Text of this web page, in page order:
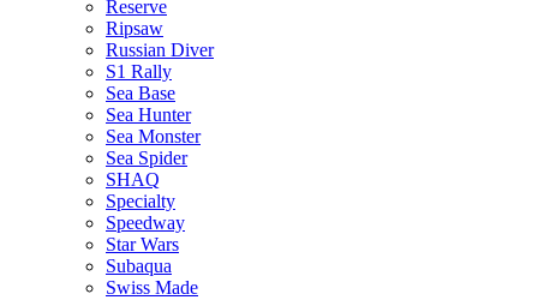
Reserve
Ripsaw
Russian Diver
S1 Rally
Sea Base
Sea Hunter
Sea Monster
Sea Spider
SHAQ
Specialty
Speedway
Star Wars
Subaqua
Swiss Made